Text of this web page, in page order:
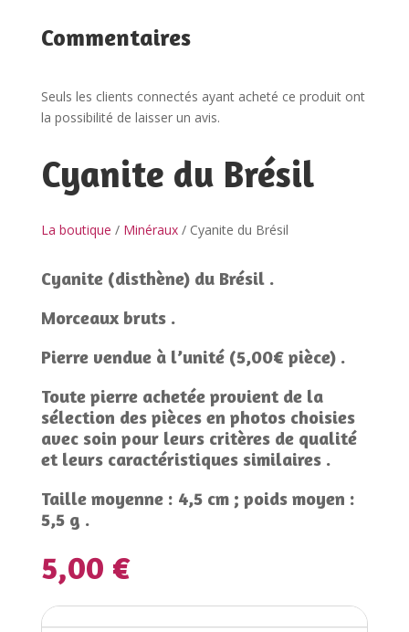
Commentaires
Seuls les clients connectés ayant acheté ce produit ont
la possibilité de laisser un avis.
Cyanite du Brésil
La boutique / Minéraux/ Cyanite du Brésil
Cyanite (disthène) du Brésil .
Morceaux bruts .
Pierre vendue à l’unité (5,00€ pièce) .
Toute pierre achetée provient de la
sélection des pièces en photos choisies
avec soin pour leurs critères de qualité
et leurs caractéristiques similaires .
Taille moyenne : 4,5 cm ; poids moyen :
5,5 g .
5,00 €